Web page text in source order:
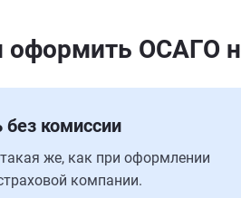
ОСАГО
комиссии
же, как при оформлении
компании.